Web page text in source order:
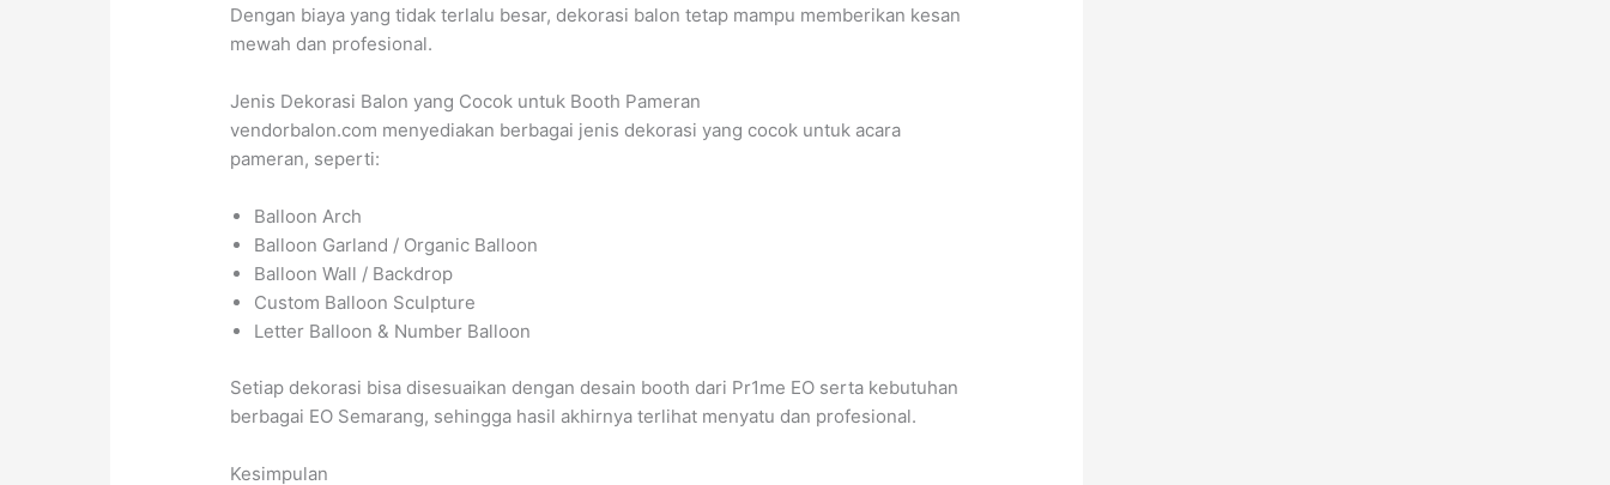
Dengan biaya yang tidak terlalu besar, dekorasi balon tetap mampu memberikan kesan
mewah dan profesional.
Jenis Dekorasi Balon yang Cocok untuk Booth Pameran
vendorbalon.com menyediakan berbagai jenis dekorasi yang cocok untuk acara
pameran, seperti:
Balloon Arch
Balloon Garland / Organic Balloon
Balloon Wall / Backdrop
Custom Balloon Sculpture
Letter Balloon & Number Balloon
Setiap dekorasi bisa disesuaikan dengan desain booth dari Pr1me EO serta kebutuhan
berbagai EO Semarang, sehingga hasil akhirnya terlihat menyatu dan profesional.
Kesimpulan